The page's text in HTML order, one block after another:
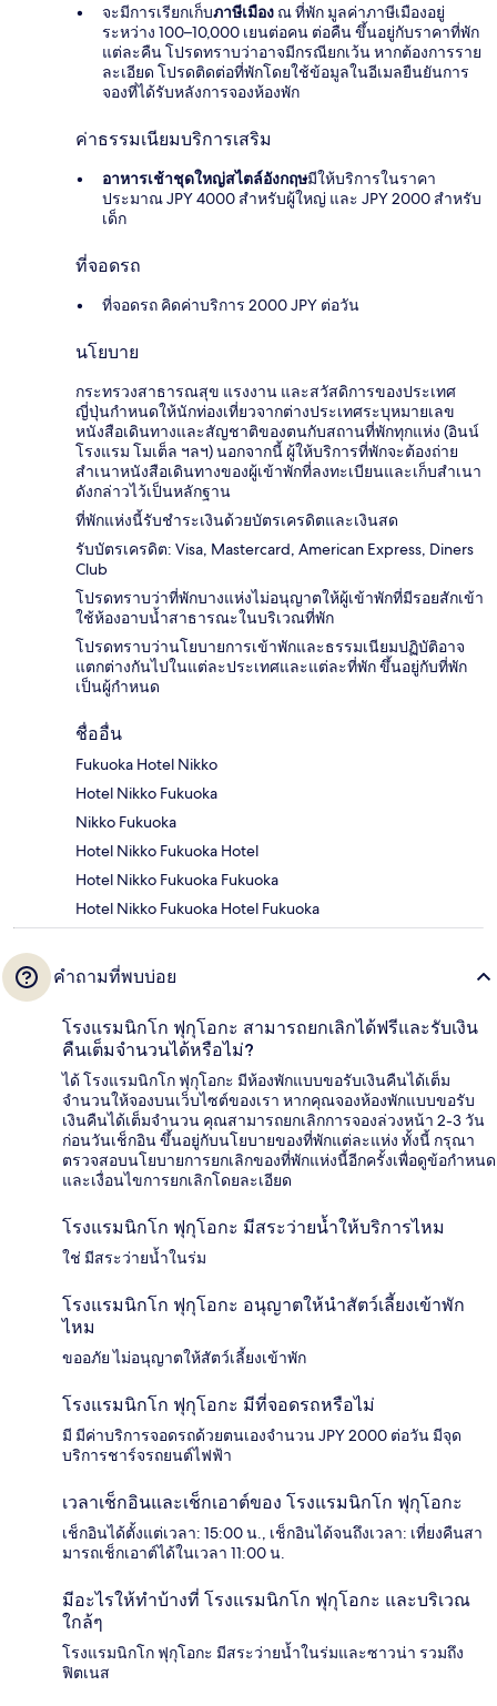
จะมีการเรียกเก็บภาษีเมือง ณ ที่พัก มูลค่าภาษีเมืองอยู่
ระหว่าง 100–10,000 เยนต่อคน ต่อคืน ขึ้นอยู่กับราคาที่พัก
แต่ละคืน โปรดทราบว่าอาจมีกรณียกเว้น หากต้องการราย
ละเอียด โปรดติดต่อที่พักโดยใช้ข้อมูลในอีเมลยืนยันการ
จองที่ได้รับหลังการจองห้องพัก
ค่าธรรมเนียมบริการเสริม
อาหารเช้าชุดใหญ่สไตล์อังกฤษมีให้บริการในราคา
ประมาณ JPY 4000 สำหรับผู้ใหญ่ และ JPY 2000 สำหรับ
เด็ก
ที่จอดรถ
ที่จอดรถ คิดค่าบริการ 2000 JPY ต่อวัน
นโยบาย
กระทรวงสาธารณสุข แรงงาน และสวัสดิการของประเทศ
ญี่ปุ่นกำหนดให้นักท่องเที่ยวจากต่างประเทศระบุหมายเลข
หนังสือเดินทางและสัญชาติของตนกับสถานที่พักทุกแห่ง (อินน์
โรงแรม โมเต็ล ฯลฯ) นอกจากนี้ ผู้ให้บริการที่พักจะต้องถ่าย
สำเนาหนังสือเดินทางของผู้เข้าพักที่ลงทะเบียนและเก็บสำเนา
ดังกล่าวไว้เป็นหลักฐาน
ที่พักแห่งนี้รับชำระเงินด้วยบัตรเครดิตและเงินสด
รับบัตรเครดิต: Visa, Mastercard, American Express, Diners
Club
โปรดทราบว่าที่พักบางแห่งไม่อนุญาตให้ผู้เข้าพักที่มีรอยสักเข้า
ใช้ห้องอาบน้ำสาธารณะในบริเวณที่พัก
โปรดทราบว่านโยบายการเข้าพักและธรรมเนียมปฏิบัติอาจ
แตกต่างกันไปในแต่ละประเทศและแต่ละที่พัก ขึ้นอยู่กับที่พัก
เป็นผู้กำหนด
ชื่ออื่น
Fukuoka Hotel Nikko
Hotel Nikko Fukuoka
Nikko Fukuoka
Hotel Nikko Fukuoka Hotel
Hotel Nikko Fukuoka Fukuoka
Hotel Nikko Fukuoka Hotel Fukuoka
คำถามที่พบบ่อย
โรงแรมนิกโก ฟุกุโอกะ สามารถยกเลิกได้ฟรีและรับเงิน
คืนเต็มจำนวนได้หรือไม่?
ได้ โรงแรมนิกโก ฟุกุโอกะ มีห้องพักแบบขอรับเงินคืนได้เต็ม
จำนวนให้จองบนเว็บไซต์ของเรา หากคุณจองห้องพักแบบขอรับ
เงินคืนได้เต็มจำนวน คุณสามารถยกเลิกการจองล่วงหน้า 2-3 วัน
ก่อนวันเช็กอิน ขึ้นอยู่กับนโยบายของที่พักแต่ละแห่ง ทั้งนี้ กรุณา
ตรวจสอบนโยบายการยกเลิกของที่พักแห่งนี้อีกครั้งเพื่อดูข้อกำหนด
และเงื่อนไขการยกเลิกโดยละเอียด
โรงแรมนิกโก ฟุกุโอกะ มีสระว่ายน้ำให้บริการไหม
ใช่ มีสระว่ายน้ำในร่ม
โรงแรมนิกโก ฟุกุโอกะ อนุญาตให้นำสัตว์เลี้ยงเข้าพัก
ไหม
ขออภัย ไม่อนุญาตให้สัตว์เลี้ยงเข้าพัก
โรงแรมนิกโก ฟุกุโอกะ มีที่จอดรถหรือไม่
มี มีค่าบริการจอดรถด้วยตนเองจำนวน JPY 2000 ต่อวัน มีจุด
บริการชาร์จรถยนต์ไฟฟ้า
เวลาเช็กอินและเช็กเอาต์ของ โรงแรมนิกโก ฟุกุโอกะ
เช็กอินได้ตั้งแต่เวลา: 15:00 น., เช็กอินได้จนถึงเวลา: เที่ยงคืนสา
มารถเช็กเอาต์ได้ในเวลา 11:00 น.
มีอะไรให้ทำบ้างที่ โรงแรมนิกโก ฟุกุโอกะ และบริเวณ
ใกล้ๆ
โรงแรมนิกโก ฟุกุโอกะ มีสระว่ายน้ำในร่มและซาวน่า รวมถึง
ฟิตเนส